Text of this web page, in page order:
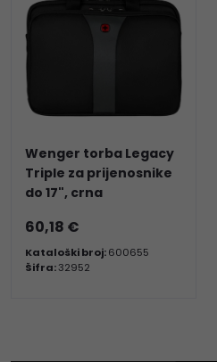
Wenger torba Legacy
Triple za prijenosnike
do 17", crna
60,18 €
Kataloški broj:600655
Šifra:32952